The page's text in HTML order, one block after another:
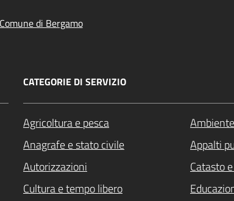
Comune di Bergamo
CATEGORIE DI SERVIZIO
Agricoltura e pesca
Ambiente
Anagrafe e stato civile
Appalti
Autorizzazioni
Catasto
Cultura e tempo libero